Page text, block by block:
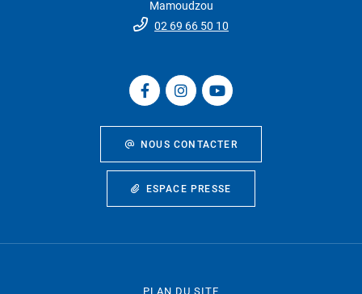
Mamoudzou
02 69 66 50 10
NOUS CONTACTER
ESPACE PRESSE
PLAN DU SITE